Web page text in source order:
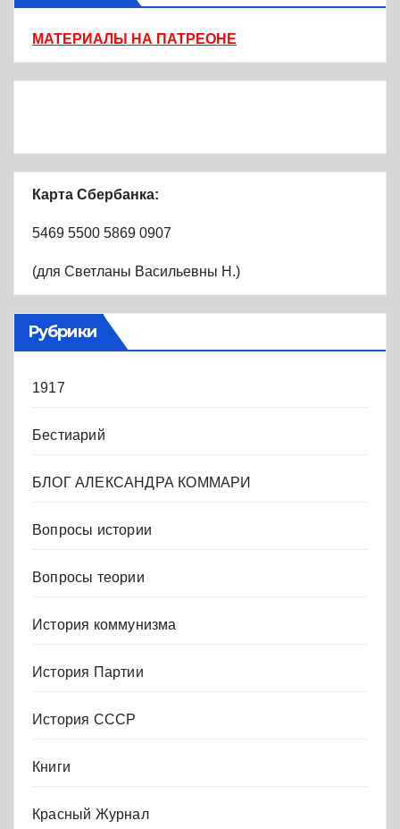
МАТЕРИАЛЫ НА ПАТРЕОНЕ
Карта Сбербанка:
5469 5500 5869 0907
(для Светланы Васильевны Н.)
Рубрики
1917
Бестиарий
БЛОГ АЛЕКСАНДРА КОММАРИ
Вопросы истории
Вопросы теории
История коммунизма
История Партии
История СССР
Книги
Красный Журнал